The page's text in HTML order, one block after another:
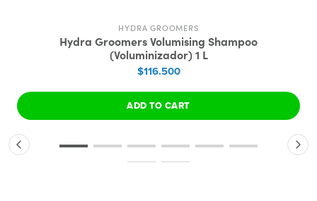
HYDRA GROOMERS
Hydra Groomers Volumising Shampoo
(Voluminizador) 1 L
$116.500
ADD TO CART